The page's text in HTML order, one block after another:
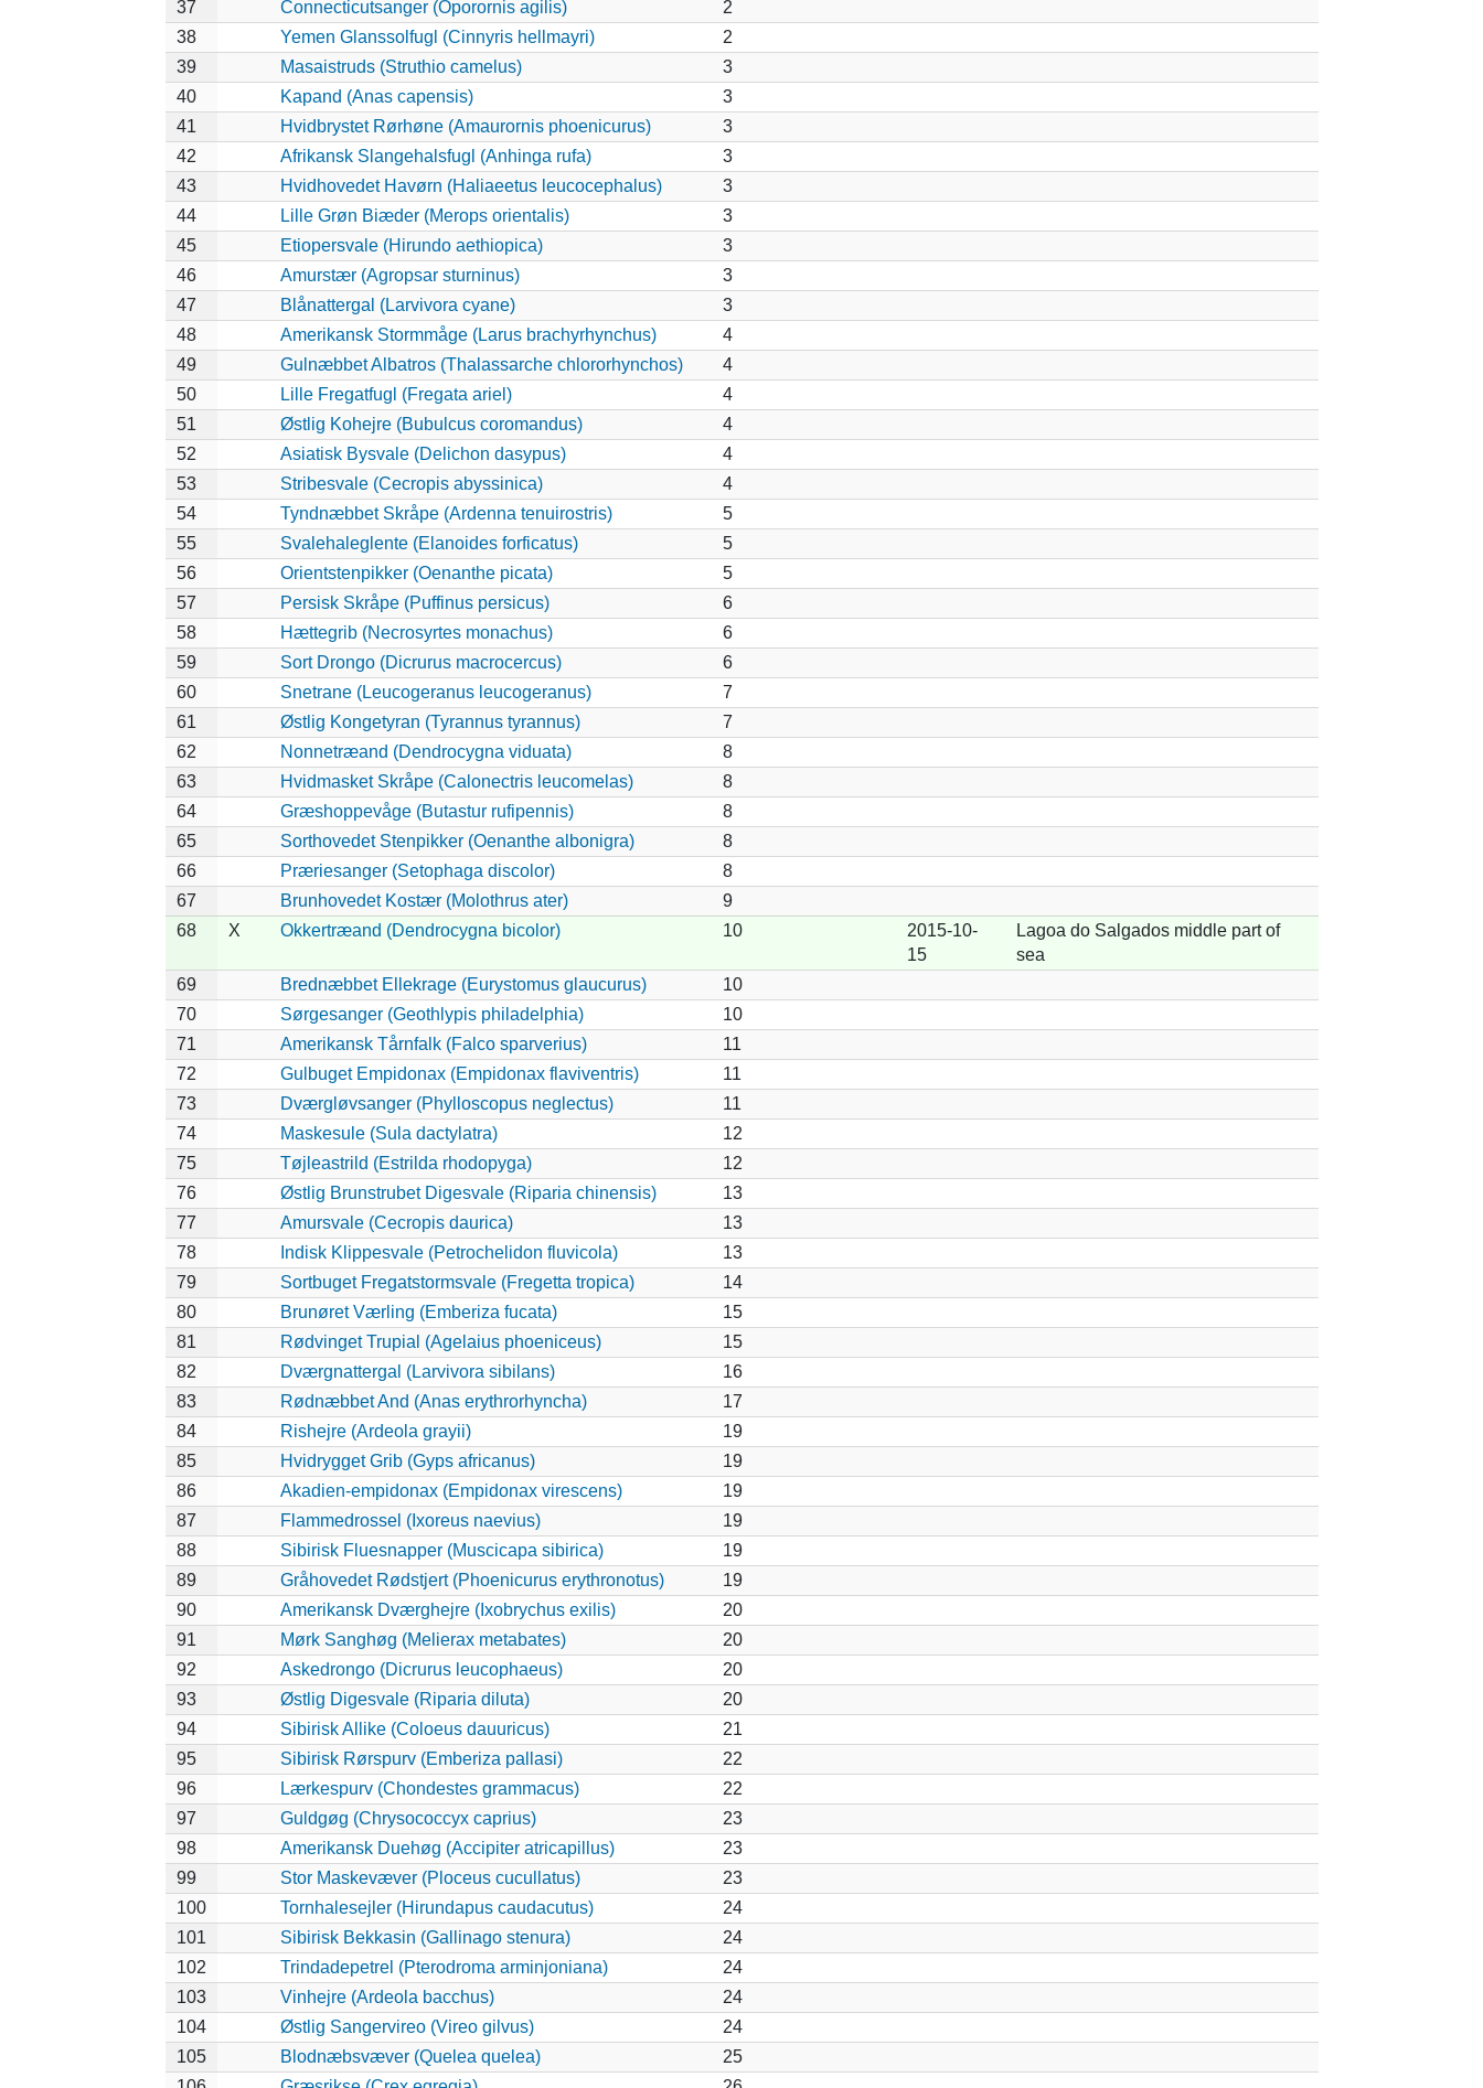
37
Connecticutsanger (Oporornis agilis)
2
38
Yemen Glanssolfugl (Cinnyris hellmayri)
2
39
Masaistruds (Struthio camelus)
3
40
Kapand (Anas capensis)
3
41
Hvidbrystet Rørhøne (Amaurornis phoenicurus)
3
42
Afrikansk Slangehalsfugl (Anhinga rufa)
3
43
Hvidhovedet Havørn (Haliaeetus leucocephalus)
3
44
Lille Grøn Biæder (Merops orientalis)
3
45
Etiopersvale (Hirundo aethiopica)
3
46
Amurstær (Agropsar sturninus)
3
47
Blånattergal (Larvivora cyane)
3
48
Amerikansk Stormmåge (Larus brachyrhynchus)
4
49
Gulnæbbet Albatros (Thalassarche chlororhynchos)
4
50
Lille Fregatfugl (Fregata ariel)
4
51
Østlig Kohejre (Bubulcus coromandus)
4
52
Asiatisk Bysvale (Delichon dasypus)
4
53
Stribesvale (Cecropis abyssinica)
4
54
Tyndnæbbet Skråpe (Ardenna tenuirostris)
5
55
Svalehaleglente (Elanoides forficatus)
5
56
Orientstenpikker (Oenanthe picata)
5
57
Persisk Skråpe (Puffinus persicus)
6
58
Hættegrib (Necrosyrtes monachus)
6
59
Sort Drongo (Dicrurus macrocercus)
6
60
Snetrane (Leucogeranus leucogeranus)
7
61
Østlig Kongetyran (Tyrannus tyrannus)
7
62
Nonnetræand (Dendrocygna viduata)
8
63
Hvidmasket Skråpe (Calonectris leucomelas)
8
64
Græshoppevåge (Butastur rufipennis)
8
65
Sorthovedet Stenpikker (Oenanthe albonigra)
8
66
Præriesanger (Setophaga discolor)
8
67
Brunhovedet Kostær (Molothrus ater)
9
68
X Okkertræand (Dendrocygna bicolor) 10
2015-10-
15
Lagoa do Salgados middle part of
sea
69
Brednæbbet Ellekrage (Eurystomus glaucurus)
10
70
Sørgesanger (Geothlypis philadelphia)
10
71
Amerikansk Tårnfalk (Falco sparverius)
11
72
Gulbuget Empidonax (Empidonax flaviventris)
11
73
Dværgløvsanger (Phylloscopus neglectus)
11
74
Maskesule (Sula dactylatra)
12
75
Tøjleastrild (Estrilda rhodopyga)
12
76
Østlig Brunstrubet Digesvale (Riparia chinensis)
13
77
Amursvale (Cecropis daurica)
13
78
Indisk Klippesvale (Petrochelidon fluvicola)
13
79
Sortbuget Fregatstormsvale (Fregetta tropica)
14
80
Brunøret Værling (Emberiza fucata)
15
81
Rødvinget Trupial (Agelaius phoeniceus)
15
82
Dværgnattergal (Larvivora sibilans)
16
83
Rødnæbbet And (Anas erythrorhyncha)
17
84
Rishejre (Ardeola grayii)
19
85
Hvidrygget Grib (Gyps africanus)
19
86
Akadien-empidonax (Empidonax virescens)
19
87
Flammedrossel (Ixoreus naevius)
19
88
Sibirisk Fluesnapper (Muscicapa sibirica)
19
89
Gråhovedet Rødstjert (Phoenicurus erythronotus)
19
90
Amerikansk Dværghejre (Ixobrychus exilis)
20
91
Mørk Sanghøg (Melierax metabates)
20
92
Askedrongo (Dicrurus leucophaeus)
20
93
Østlig Digesvale (Riparia diluta)
20
94
Sibirisk Allike (Coloeus dauuricus)
21
95
Sibirisk Rørspurv (Emberiza pallasi)
22
96
Lærkespurv (Chondestes grammacus)
22
97
Guldgøg (Chrysococcyx caprius)
23
98
Amerikansk Duehøg (Accipiter atricapillus)
23
99
Stor Maskevæver (Ploceus cucullatus)
23
100
Tornhalesejler (Hirundapus caudacutus)
24
101
Sibirisk Bekkasin (Gallinago stenura)
24
102
Trindadepetrel (Pterodroma arminjoniana)
24
103
Vinhejre (Ardeola bacchus)
24
104
Østlig Sangervireo (Vireo gilvus)
24
105
Blodnæbsvæver (Quelea quelea)
25